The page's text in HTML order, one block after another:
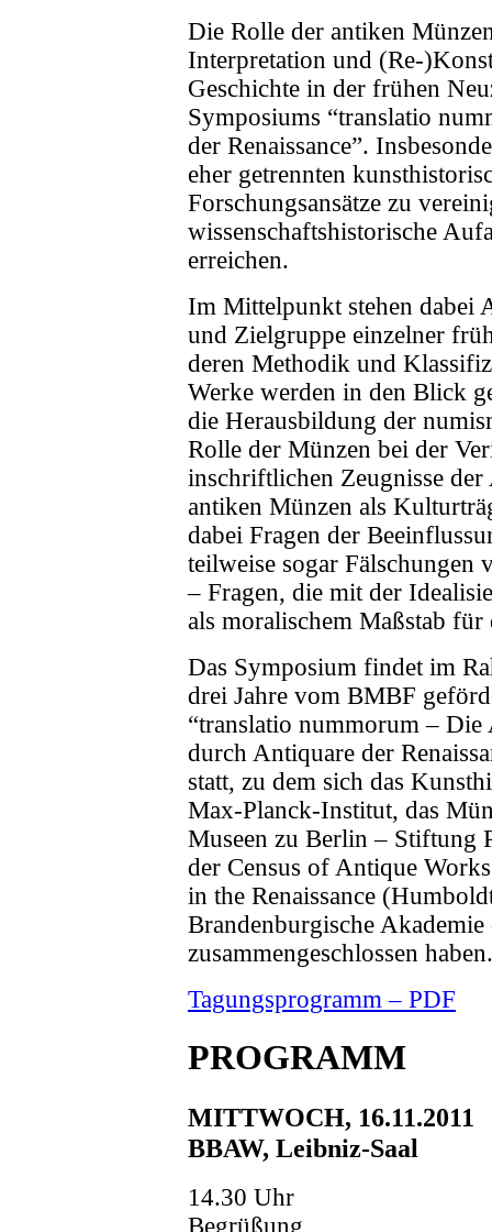
Die Rolle der antiken
Interpretation und (Re-
Geschichte in der frühen
Symposiums “translatio
der Renaissance”.
eher getrennten
Forschungsansätze zu
wissenschaftshistorische
erreichen.
Im Mittelpunkt stehen dabei
und Zielgruppe einzelner
deren Methodik und
Werke werden in den Blick
die Herausbildung der
Rolle der Münzen bei der
inschriftlichen Zeugnisse
antiken Münzen als
dabei Fragen der
teilweise sogar Fälschungen
– Fragen, die mit der
als moralischem Maßstab
Das Symposium findet im
drei Jahre vom BMBF
“translatio nummorum –
durch Antiquare der
statt, zu dem sich das
Max-Planck-Institut, das
Museen zu Berlin – Stiftung
der Census of Antique
in the Renaissance
Brandenburgische Akademie
zusammengeschlossen haben.
Tagungsprogramm – PDF
PROGRAMM
MITTWOCH, 16.11.2011
BBAW, Leibniz-Saal
14.30 Uhr
Begrüßung